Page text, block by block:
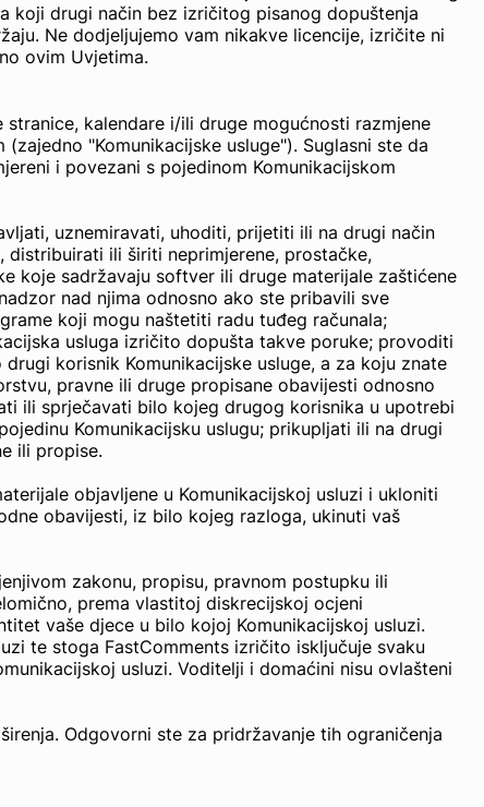
koji drugi način bez izričitog pisanog dopuštenja
Ne dodjeljujemo vam nikakve licencije, izričite ni
ovim Uvjetima.
kalendare i/ili druge mogućnosti razmjene
"Komunikacijske usluge"). Suglasni ste da
i povezani s pojedinom Komunikacijskom
uznemiravati, uhoditi, prijetiti ili na drugi način
ili širiti neprimjerene, prostačke,
koje sadržavaju softver ili druge materijale zaštićene
nad njima odnosno ako ste pribavili sve
koji mogu naštetiti radu tuđeg računala;
usluga izričito dopušta takve poruke; provoditi
korisnik Komunikacijske usluge, a za koju znate
pravne ili druge propisane obavijesti odnosno
ili sprječavati bilo kojeg drugog korisnika u upotrebi
Komunikacijsku uslugu; prikupljati ili na drugi
ili propise.
objavljene u Komunikacijskoj usluzi i ukloniti
obavijesti, iz bilo kojeg razloga, ukinuti vaš
zakonu, propisu, pravnom postupku ili
prema vlastitoj diskrecijskoj ocjeni
vaše djece u bilo kojoj Komunikacijskoj usluzi.
te stoga FastComments izričito isključuje svaku
usluzi. Voditelji i domaćini nisu ovlašteni
Odgovorni ste za pridržavanje tih ograničenja